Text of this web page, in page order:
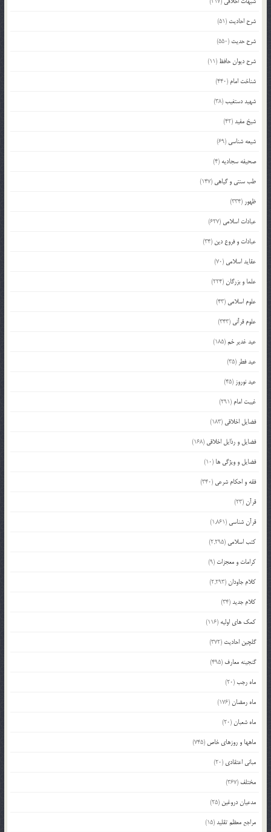
شرح احادیث (51)
شرح حدیث (550)
شرح دیوان حافظ (11)
شناخت امام (440)
شهید دستغیب(38)
شیخ مفید(42)
شیعه شناسی (69)
صحیفه سجادیه (4)
طب سنتی و گیاهی (147)
ظهور (334)
عبادات اسلامی (627)
عبادات و فروع دین (34)
عقاید اسلامی (70)
علما و بزرگان(224)
علوم اسلامی (43)
علوم قرآنی (343)
عید غدیر خم(185)
عید فطر (35)
عید نوروز (45)
غیبت امام (291)
فضایل اخلاقی (183)
فضایل و رذایل اخلاقی (168)
فضایل و ویژگی ها (10)
فقه و احکام شرعی (340)
قرآن(23)
قرآن شناسی (1,861)
کتب اسلامی (2,295)
کرامات و معجزات (9)
کلام جاودان(2,293)
کلام جدید(34)
کمک های اولیه (116)
گلچین احادیث (372)
گنجینه معارف (495)
ماه رجب(20)
ماه رمضان(176)
ماه شعبان(20)
ماهها و روزهای خاص (745)
مبانی اعتقادی (20)
مختلف (367)
مدعیان دروغین (25)
مراجع معظم تقلید(15)